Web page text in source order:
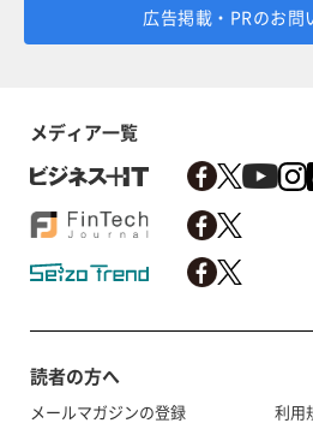
広告掲載・PRのお問
メディア一覧
読者の方へ
メールマガジンの登録
利用